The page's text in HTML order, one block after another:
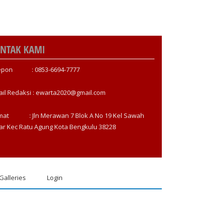
KAMI
: 0853-6694-7777
Redaksi : ewarta2020@gmail.com
: Jln Merawan 7 Blok A No 19 Kel Sawah
Kec Ratu Agung Kota Bengkulu 38228
Login